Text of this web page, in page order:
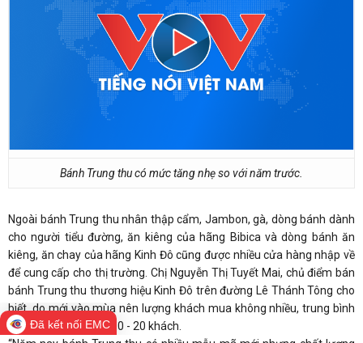
Bánh Trung thu có mức tăng nhẹ so với năm trước.
Ngoài bánh Trung thu nhân thập cẩm, Jambon, gà, dòng bánh dành
cho người tiểu đường, ăn kiêng của hãng Bibica và dòng bánh ăn
kiêng, ăn chay của hãng Kinh Đô cũng được nhiều cửa hàng nhập về
để cung cấp cho thị trường. Chị Nguyễn Thị Tuyết Mai, chủ điểm bán
bánh Trung thu thương hiệu Kinh Đô trên đường Lê Thánh Tông cho
biết, do mới vào mùa nên lượng khách mua không nhiều, trung bình
1 ngày chỉ có chừng 10 - 20 khách.
Đã kết nối EMC